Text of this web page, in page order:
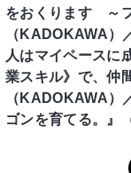
をおくります ～
（KADOKAWA）
人はマイペース
業スキル》で、仲
（KADOKAWA）
ゴンを育てる。』